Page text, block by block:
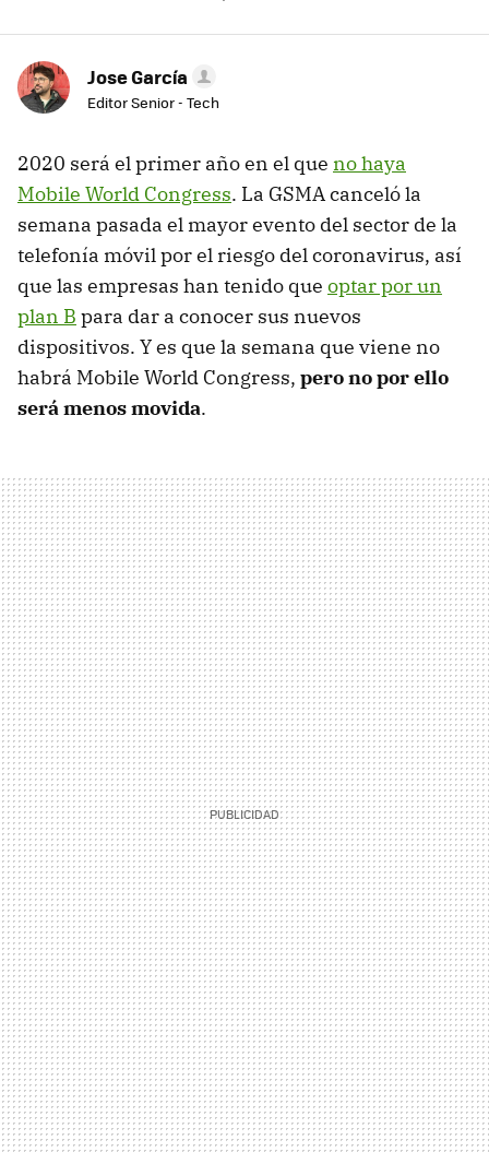
Jose García
Editor Senior - Tech
2020 será el primer año en el que no haya
Mobile World Congress. La GSMA canceló la
semana pasada el mayor evento del sector de la
telefonía móvil por el riesgo del coronavirus, así
que las empresas han tenido que optar por un
plan B para dar a conocer sus nuevos
dispositivos. Y es que la semana que viene no
habrá Mobile World Congress, pero no por ello
será menos movida.